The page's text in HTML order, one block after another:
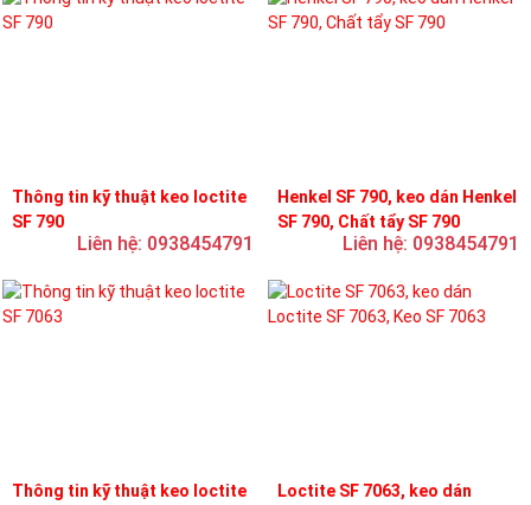
Thông tin kỹ thuật keo loctite
SF 790
Liên hệ: 0938454791
Henkel SF 790, keo dán Henkel
SF 790, Chất tẩy SF 790
Liên hệ: 0938454791
Thông tin kỹ thuật keo loctite
Loctite SF 7063, keo dán